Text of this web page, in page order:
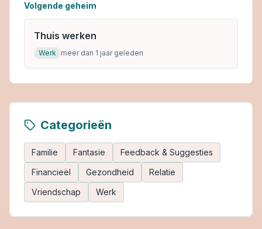
Volgende geheim
Thuis werken
Werk meer dan 1 jaar geleden
Categorieën
Familie Fantasie
Feedback & Suggesties
Financieël
Gezondheid
Relatie
Vriendschap
Werk